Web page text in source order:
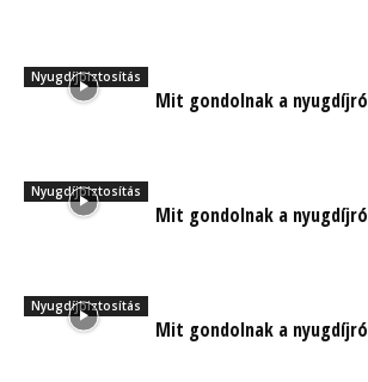
Nyugdíjbiztosítás
Mit gondolnak a
Nyugdíjbiztosítás
Mit gondolnak a
Nyugdíjbiztosítás
Mit gondolnak a